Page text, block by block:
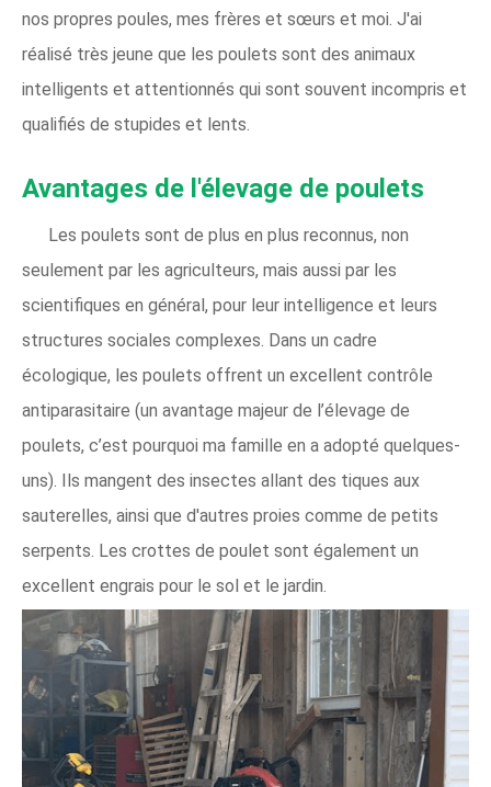
nos propres poules, mes frères et sœurs et moi. J'ai
réalisé très jeune que les poulets sont des animaux
intelligents et attentionnés qui sont souvent incompris et
qualifiés de stupides et lents.
Avantages de l'élevage de poulets
Les poulets sont de plus en plus reconnus, non
seulement par les agriculteurs, mais aussi par les
scientifiques en général, pour leur intelligence et leurs
structures sociales complexes. Dans un cadre
écologique, les poulets offrent un excellent contrôle
antiparasitaire (un avantage majeur de l’élevage de
poulets, c’est pourquoi ma famille en a adopté quelques-
uns). Ils mangent des insectes allant des tiques aux
sauterelles, ainsi que d'autres proies comme de petits
serpents. Les crottes de poulet sont également un
excellent engrais pour le sol et le jardin.